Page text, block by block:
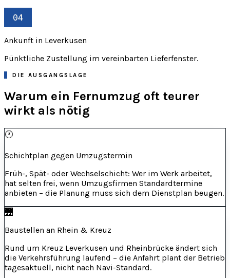
04
Ankunft in Leverkusen
Pünktliche Zustellung im vereinbarten Lieferfenster.
DIE AUSGANGSLAGE
Warum ein Fernumzug oft teurer
wirkt als nötig
🕐
Schichtplan gegen Umzugstermin
Früh-, Spät- oder Wechselschicht: Wer im Werk arbeitet,
hat selten frei, wenn Umzugsfirmen Standardtermine
anbieten – die Planung muss sich dem Dienstplan beugen.
🌉
Baustellen an Rhein & Kreuz
Rund um Kreuz Leverkusen und Rheinbrücke ändert sich
die Verkehrsführung laufend – die Anfahrt plant der Betrieb
tagesaktuell, nicht nach Navi-Standard.